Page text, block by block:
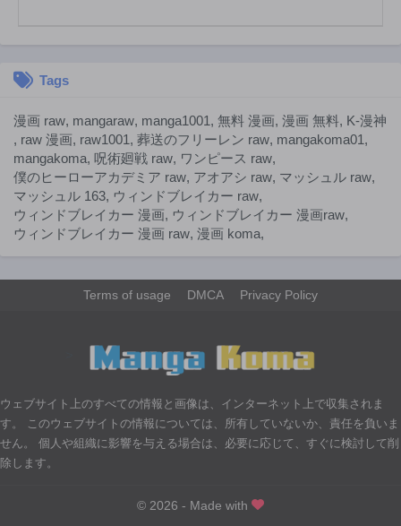
第194話
第192話
9ヶ月前
第191話
11ヶ月前
第190話
11ヶ月前
第189話
11ヶ月前
第188話
1年前
第187話
1年前
1年前
第181話
第180話
1年前
第179話
1年前
第178話
第175話
Tags
漫画 raw, mangaraw, manga1001, 無料 漫画, 漫画 無料, K-漫神
, raw 漫画, raw1001, 葬送のフリーレン raw, mangakoma01,
mangakoma, 呪術廻戦 raw, ワンピース raw,
僕のヒーローアカデミア raw, アオアシ raw, マッシュル raw,
マッシュル 163, ウィンドブレイカー raw,
ウィンドブレイカー 漫画, ウィンドブレイカー 漫画raw,
ウィンドブレイカー 漫画 raw, 漫画 koma,
Terms of usage DMCA Privacy Policy
ウェブサイト上のすべての情報と画像は、インターネット上で収集されま
す。 このウェブサイトの情報については、所有していないか、責任を負いま
せん。 個人や組織に影響を与える場合は、必要に応じて、すぐに検討して削
除します。
© 2026 - Made with